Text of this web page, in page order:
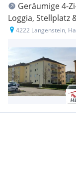
Geräumige 4-
Loggia, Stellplatz
4222 Langenstein,